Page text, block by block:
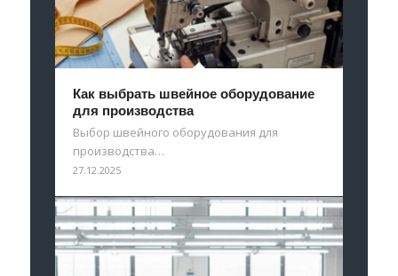
Как выбрать швейное оборудование
для производства
Выбор швейного оборудования для
производства…
27.12.2025